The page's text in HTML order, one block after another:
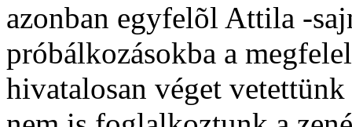
azonban egyfelõl Attila -
próbálkozásokba a
hivatalosan véget